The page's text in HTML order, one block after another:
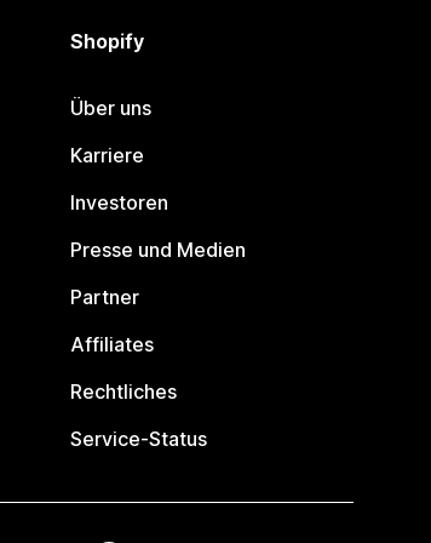
Shopify
Über uns
Karriere
Investoren
Presse und Medien
Partner
Affiliates
Rechtliches
Service-Status